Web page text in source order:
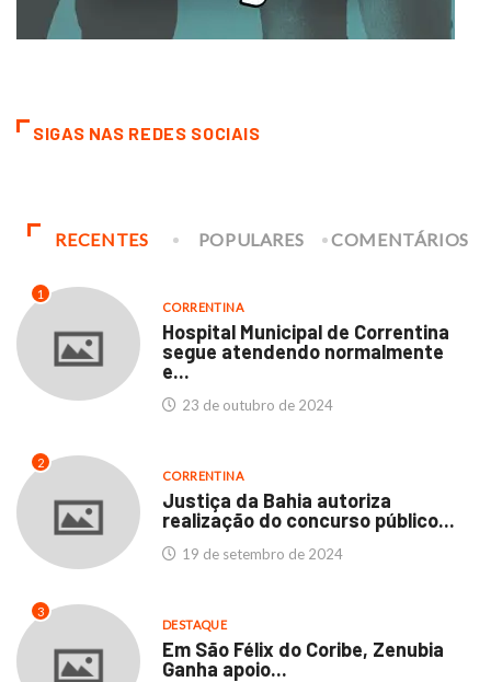
SIGAS NAS REDES SOCIAIS
RECENTES POPULARES COMENTÁRIOS
1
CORRENTINA
Hospital Municipal de Correntina
segue atendendo normalmente
e...
23 de outubro de 2024
2
CORRENTINA
Justiça da Bahia autoriza
realização do concurso público...
19 de setembro de 2024
3
DESTAQUE
Em São Félix do Coribe, Zenubia
Ganha apoio...